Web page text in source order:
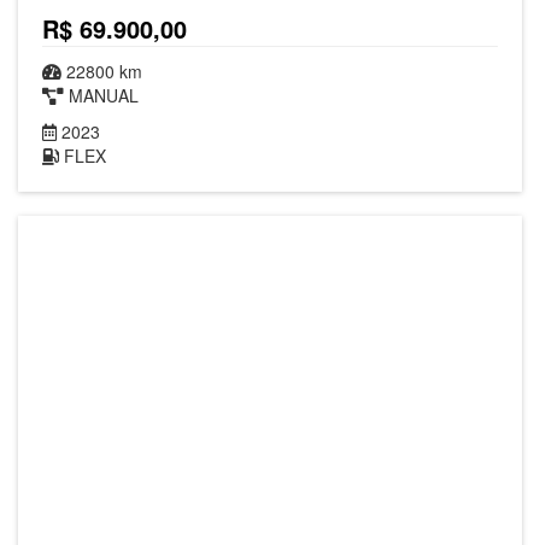
R$ 69.900,00
22800 km
MANUAL
2023
FLEX